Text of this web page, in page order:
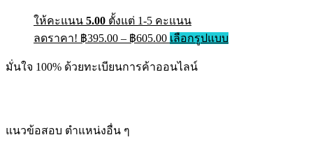
ให้คะแนน 5.00 ตั้งแต่ 1-5 คะแนน
ลดราคา! ฿395.00 – ฿605.00Price
range:
฿395.00
เลือกรูปแบบThis
product
มั่นใจ 100% ด้วยทะเบียนการค้าออนไลน์
แนวข้อสอบ ตำแหน่งอื่น ๆ